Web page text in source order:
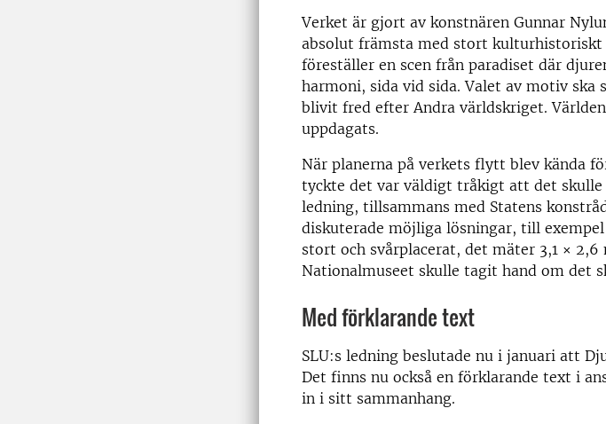
Verket är gjort av konstnären Gunnar
absolut främsta med stort
föreställer en scen från paradiset där
harmoni, sida vid sida. Valet av motiv ska
blivit fred efter Andra världskriget.
uppdagats.
När planerna på verkets flytt blev kända
tyckte det var väldigt tråkigt att det skulle
ledning, tillsammans med Statens
diskuterade möjliga lösningar, till
stort och svårplacerat, det mäter 3,1 ×
Nationalmuseet skulle tagit hand om det
Med förklarande text
SLU:s ledning beslutade nu i januari att
Det finns nu också en förklarande text i
in i sitt sammanhang.